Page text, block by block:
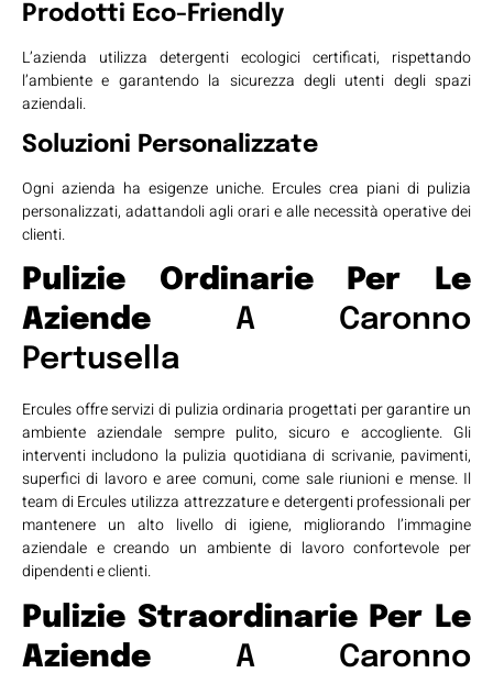
Prodotti Eco-Friendly
L’azienda utilizza detergenti ecologici certificati, rispettando
l’ambiente e garantendo la sicurezza degli utenti degli spazi
aziendali.
Soluzioni Personalizzate
Ogni azienda ha esigenze uniche. Ercules crea piani di pulizia
personalizzati, adattandoli agli orari e alle necessità operative dei
clienti.
Pulizie Ordinarie Per Le
Aziende A Caronno
Pertusella
Ercules offre servizi di pulizia ordinaria progettati per garantire un
ambiente aziendale sempre pulito, sicuro e accogliente. Gli
interventi includono la pulizia quotidiana di scrivanie, pavimenti,
superfici di lavoro e aree comuni, come sale riunioni e mense. Il
team di Ercules utilizza attrezzature e detergenti professionali per
mantenere un alto livello di igiene, migliorando l’immagine
aziendale e creando un ambiente di lavoro confortevole per
dipendenti e clienti.
Pulizie Straordinarie Per Le
Aziende A Caronno